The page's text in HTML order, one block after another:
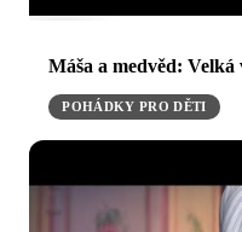
Máša a medvěd: Velká
POHÁDKY PRO DĚTI